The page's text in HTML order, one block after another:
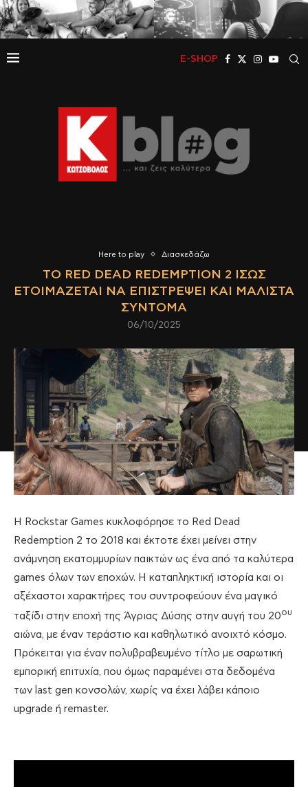
E-SHOP
Here to play Διασκεδάζω
ΤΟ RED DEAD REDEMPTION 2 ΊΣΩΣ
ΕΤΟΙΜΆΖΕΤΑΙ ΝΑ ΕΠΙΣΤΡΈΨΕΙ ΚΑΙ ΜΆΛΙΣΤΑ
ΣΎΝΤΟΜΑ
06/10/2025
Η Rockstar Games κυκλοφόρησε το Red Dead
Redemption 2 το 2018 και έκτοτε έχει μείνει στην
ανάμνηση εκατομμυρίων παικτών ως ένα από τα καλύτερα
games όλων των εποχών. Η καταπληκτική ιστορία και οι
αξέχαστοι χαρακτήρες του συντροφεύουν ένα μαγικό
ταξίδι στην εποχή της Άγριας Δύσης στην αυγή του 20ου
αιώνα, με έναν τεράστιο και καθηλωτικό ανοιχτό κόσμο.
Πρόκειται για έναν πολυβραβευμένο τίτλο με σαρωτική
εμπορική επιτυχία, που όμως παραμένει στα δεδομένα
των last gen κονσολών, χωρίς να έχει λάβει κάποιο
upgrade ή remaster.